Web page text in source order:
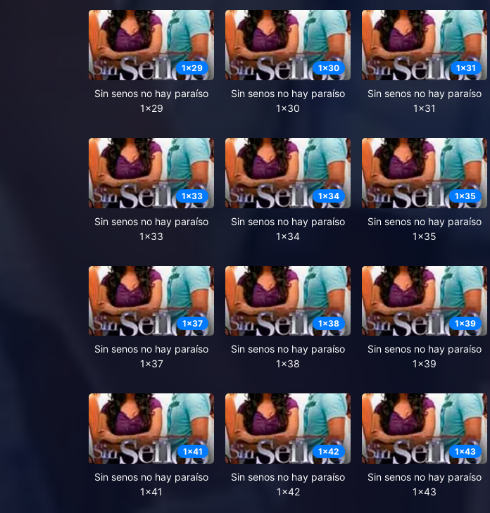
1x29
Sin senos no hay paraíso
1x29
1x30
Sin senos no hay paraíso
1x30
1x31
Sin senos no hay paraíso
1x31
1x33
Sin senos no hay paraíso
1x33
1x34
Sin senos no hay paraíso
1x34
1x35
Sin senos no hay paraíso
1x35
1x37
Sin senos no hay paraíso
1x37
1x38
Sin senos no hay paraíso
1x38
1x39
Sin senos no hay paraíso
1x39
1x41
Sin senos no hay paraíso
1x41
1x42
Sin senos no hay paraíso
1x42
1x43
Sin senos no hay paraíso
1x43